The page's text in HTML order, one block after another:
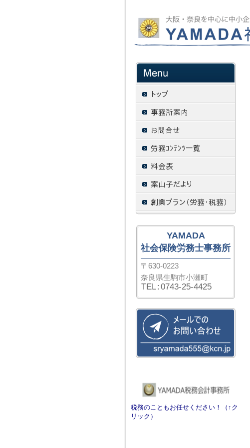
YAMADA
社会保険労務士事務所
〒630-0223
奈良県生駒市小瀬町
TEL:0743-25-4425
税務のこともお任せください！（↑ク
リック）